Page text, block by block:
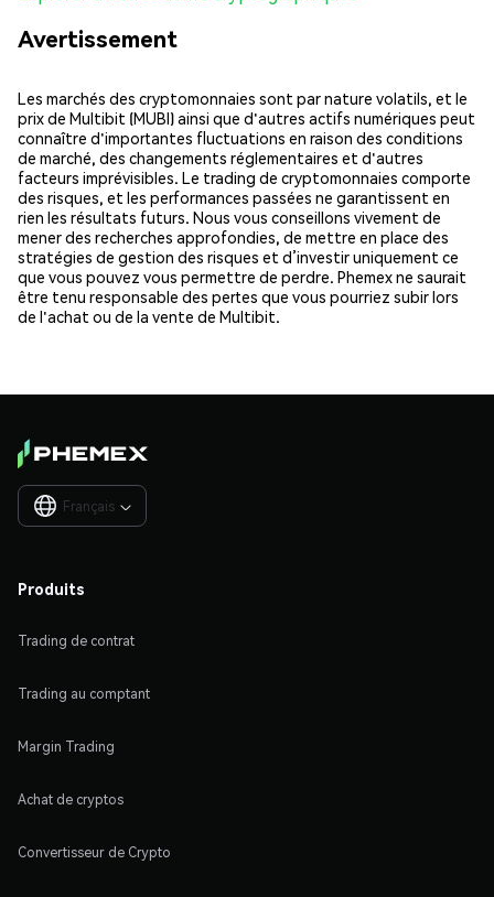
Avertissement
Les marchés des cryptomonnaies sont par nature volatils, et le
prix de Multibit (MUBI) ainsi que d'autres actifs numériques peut
connaître d'importantes fluctuations en raison des conditions
de marché, des changements réglementaires et d'autres
facteurs imprévisibles. Le trading de cryptomonnaies comporte
des risques, et les performances passées ne garantissent en
rien les résultats futurs. Nous vous conseillons vivement de
mener des recherches approfondies, de mettre en place des
stratégies de gestion des risques et d’investir uniquement ce
que vous pouvez vous permettre de perdre. Phemex ne saurait
être tenu responsable des pertes que vous pourriez subir lors
de l'achat ou de la vente de Multibit.
Français 
Produits
Trading de contrat
Trading au comptant
Margin Trading
Achat de cryptos
Convertisseur de Crypto